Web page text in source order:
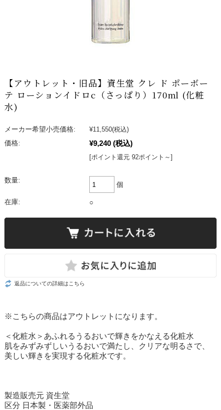
【アウトレット・旧品】資生堂 クレ ド ポーボー
テ ローションイドロc（さっぱり）170ml (化粧
水)
メーカー希望小売価格: ¥11,550(税込)
価格:
¥9,240 (税込)
[ポイント還元 92ポイント～]
数量:
個
在庫: ○
返品についての詳細はこちら
※こちらの商品はアウトレットになります。
＜化粧水＞あふれるうるおいで輝きをかなえる化粧水
肌をみずみずしいうるおいで満たし、クリアな明るさで、
美しい輝きを実現する化粧水です。
製造販売元 資生堂
区分 日本製・医薬部外品